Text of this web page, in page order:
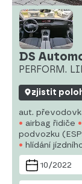
DS
PERFORM.
zjistit
aut.
airbag řidiče
podvozku
hlídání
únavy řidiče
dvouzónová
10/2022